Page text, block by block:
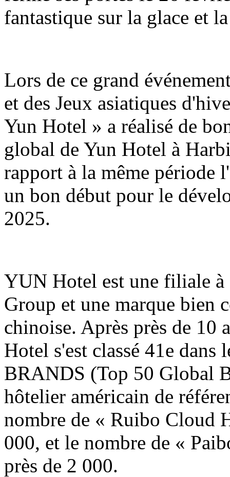
fantastique sur la glace et
Lors de ce grand
et des Jeux asiatiques
Yun Hotel » a réalisé de
global de Yun Hotel à
rapport à la même période
un bon début pour le
2025.
YUN Hotel est une filiale
Group et une marque bien
chinoise. Après près de 10
Hotel s'est classé 41e
BRANDS (Top 50 Global
hôtelier américain de
nombre de « Ruibo Cloud
000, et le nombre de «
près de 2 000.